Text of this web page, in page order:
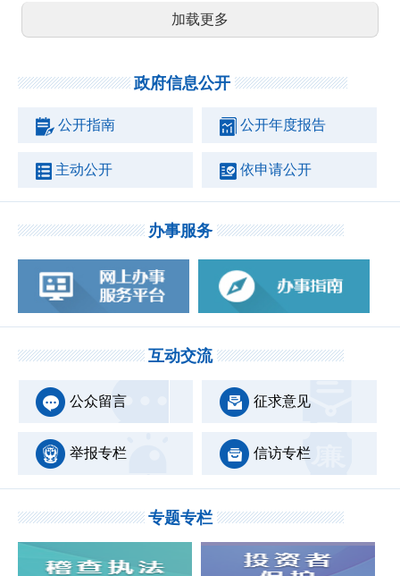
加载更多
政府信息公开
公开指南 公开年度报告
主动公开 依申请公开
办事服务
互动交流
公众留言 征求意见
举报专栏 信访专栏
专题专栏